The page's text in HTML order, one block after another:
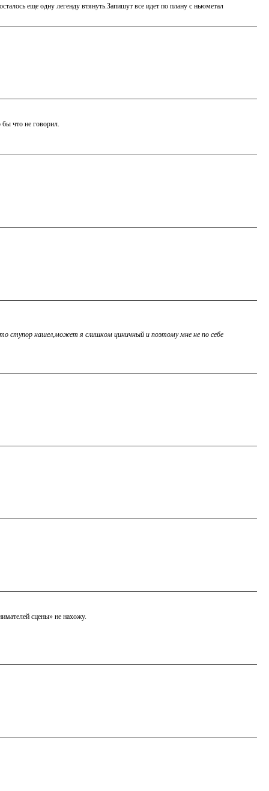
еще одну легенду втянуть.Запишут все идет по плану с ньюметал
что не говорил.
ступор нашел,может я слишком циничный и поэтому мне не по себе
сцены» не нахожу.